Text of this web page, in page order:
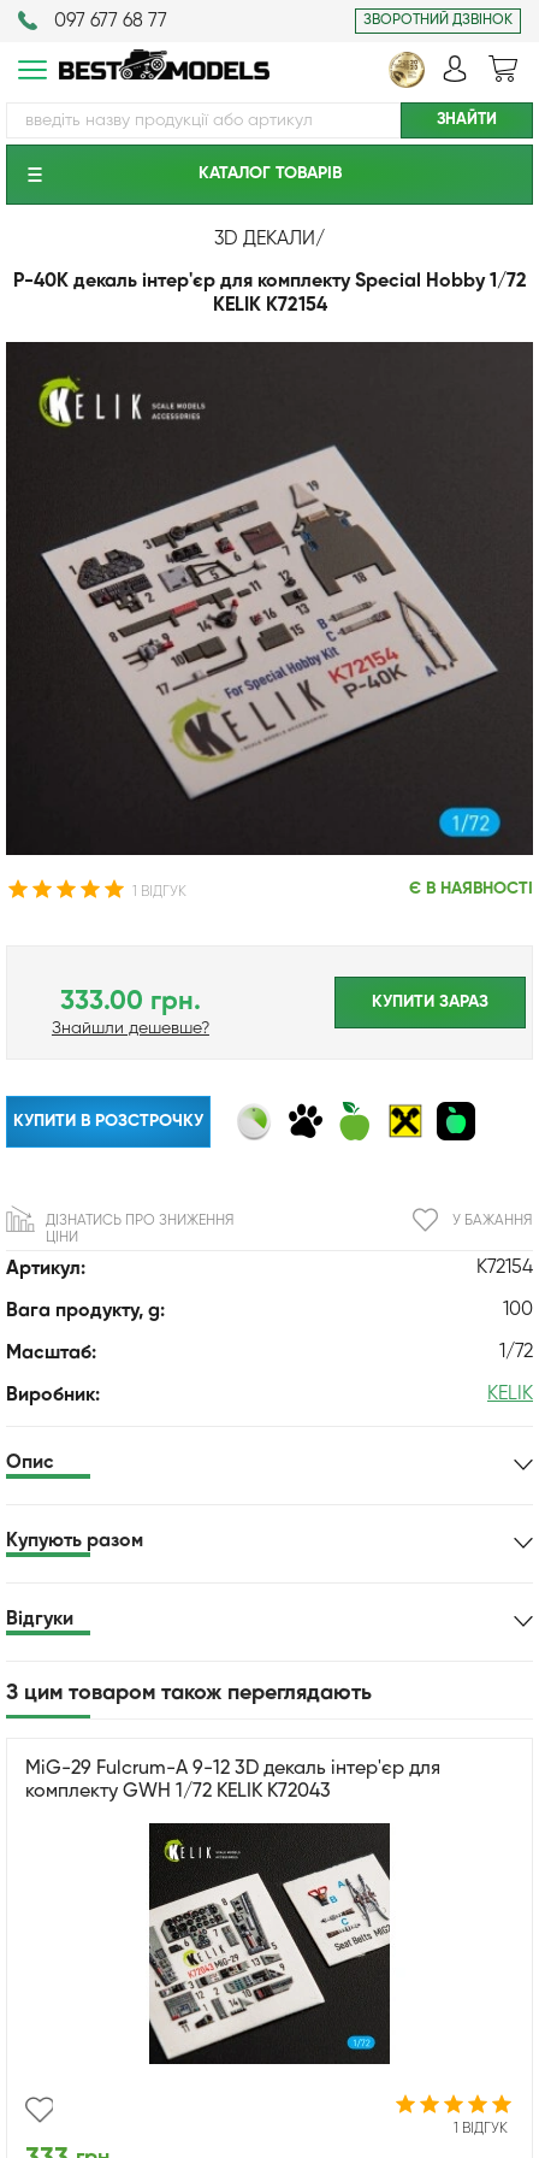
097 677 68 77 ЗВОРОТНИЙ ДЗВІНОК
КАТАЛОГ ТОВАРIВ
3D ДЕКАЛИ/
P-40K декаль інтер'єр для комплекту Special Hobby 1/72
KELIK K72154
1 ВІДГУК Є В НАЯВНОСТІ
Артикул: K72154
Вага продукту, g: 100
Масштаб: 1/72
Виробник: KELIK
333.00 грн.
Знайшли дешевше?
КУПИТИ ЗАРАЗ
КУПИТИ В РОЗСТРОЧКУ
У БАЖАННЯ
ДІЗНАТИСЬ ПРО ЗНИЖЕННЯ
ЦІНИ
Опис
Купують разом
Відгуки
З цим товаром також переглядають
MiG-29 Fulcrum-A 9-12 3D декаль інтер'єр для
комплекту GWH 1/72 KELIK K72043
1 ВІДГУК